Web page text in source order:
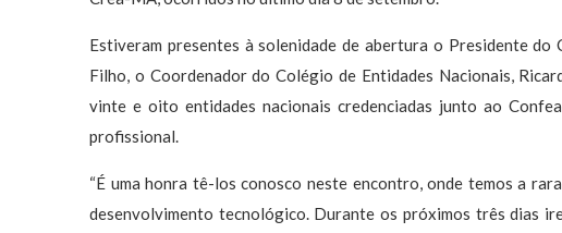
Estiveram presentes à solenidade de abertura o Presidente
Filho, o Coordenador do Colégio de Entidades Nacionais,
vinte e oito entidades nacionais credenciadas junto ao
profissional.
“É uma honra tê-los conosco neste encontro, onde temos a
desenvolvimento tecnológico. Durante os próximos três dias